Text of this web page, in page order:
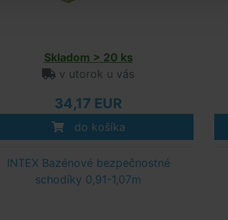
Skladom > 20 ks
v utorok u vás
34,17 EUR
do košíka
INTEX Bazénové bezpečnostné
schodíky 0,91-1,07m